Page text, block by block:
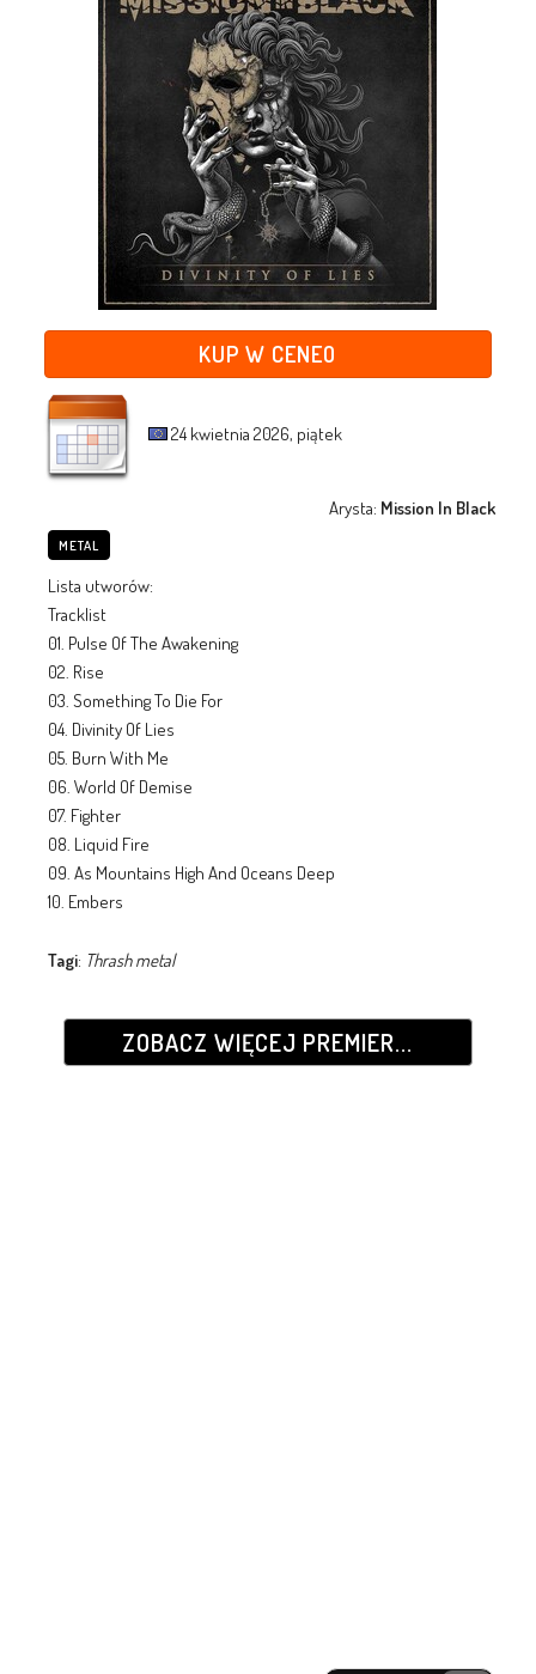
KUP W CENEO
24 kwietnia 2026, piątek
Arysta: Mission In Black
METAL
Lista utworów:
Tracklist
01. Pulse Of The Awakening
02. Rise
03. Something To Die For
04. Divinity Of Lies
05. Burn With Me
06. World Of Demise
07. Fighter
08. Liquid Fire
09. As Mountains High And Oceans Deep
10. Embers
Tagi: Thrash metal
ZOBACZ WIĘCEJ PREMIER...